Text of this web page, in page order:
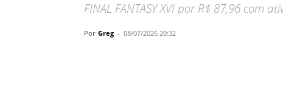
FINAL FANTASY XVI por R$ 87,96 com
Por Greg - 08/07/2026 20:32